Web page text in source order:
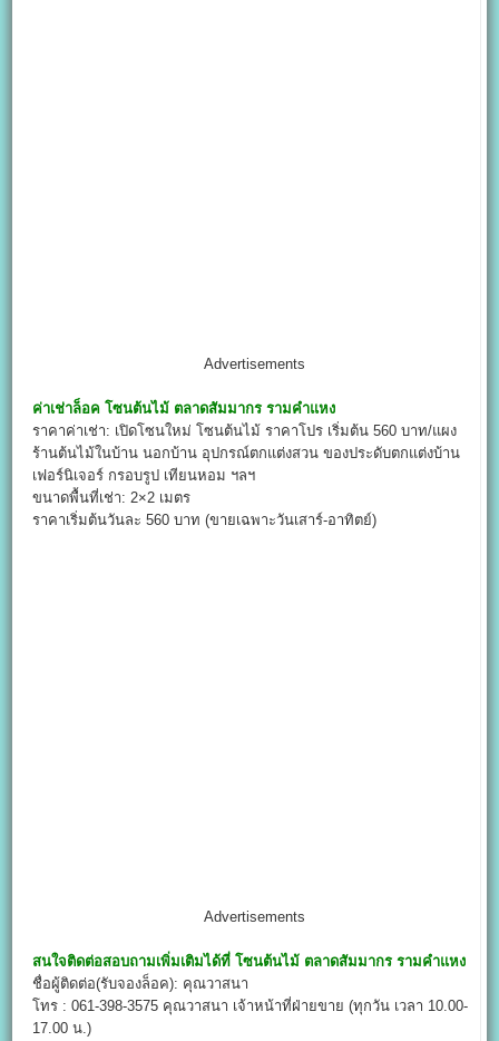
Advertisements
ค่าเช่าล็อค โซนต้นไม้ ตลาดสัมมากร รามคำแหง
ราคาค่าเช่า: เปิดโซนใหม่ โซนต้นไม้ ราคาโปร เริ่มต้น 560 บาท/แผง
ร้านต้นไม้ในบ้าน นอกบ้าน อุปกรณ์ตกแต่งสวน ของประดับตกแต่งบ้าน
เฟอร์นิเจอร์ กรอบรูป เทียนหอม ฯลฯ
ขนาดพื้นที่เช่า: 2×2 เมตร
ราคาเริ่มต้นวันละ 560 บาท (ขายเฉพาะวันเสาร์-อาทิตย์)
Advertisements
สนใจติดต่อสอบถามเพิ่มเติมได้ที่ โซนต้นไม้ ตลาดสัมมากร รามคำแหง
ชื่อผู้ติดต่อ(รับจองล็อค): คุณวาสนา
โทร : 061-398-3575 คุณวาสนา เจ้าหน้าที่ฝ่ายขาย (ทุกวัน เวลา 10.00-
17.00 น.)